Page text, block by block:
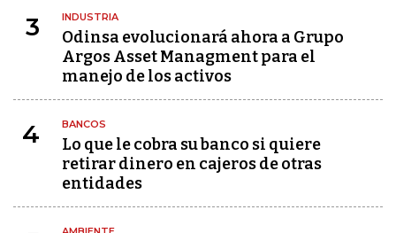
3 INDUSTRIA
Odinsa evolucionará ahora a Grupo
Argos Asset Managment para el
manejo de los activos
4 BANCOS
Lo que le cobra su banco si quiere
retirar dinero en cajeros de otras
entidades